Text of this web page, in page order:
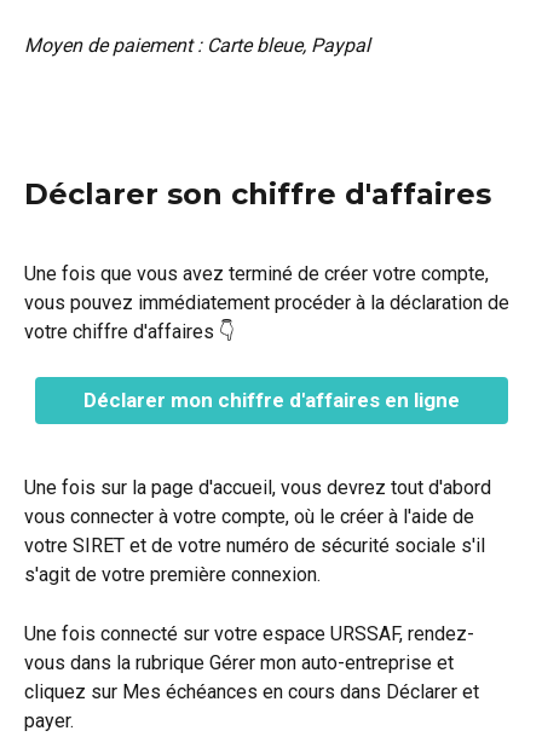
Moyen de paiement : Carte bleue, Paypal
Déclarer son chiffre d'affaires
Une fois que vous avez terminé de créer votre compte,
vous pouvez immédiatement procéder à la déclaration de
votre chiffre d'affaires 👇
Déclarer mon chiffre d'affaires en ligne
Une fois sur la page d'accueil, vous devrez tout d'abord
vous connecter à votre compte, où le créer à l'aide de
votre SIRET et de votre numéro de sécurité sociale s'il
s'agit de votre première connexion.
Une fois connecté sur votre espace URSSAF, rendez-
vous dans la rubrique Gérer mon auto-entreprise et
cliquez sur Mes échéances en cours dans Déclarer et
payer.